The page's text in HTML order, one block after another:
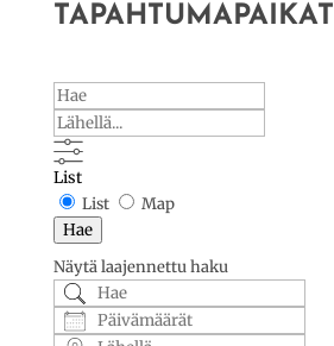
TAPAHTUMAPAIKAT
Hae
Lähellä...
List
Search
Results
View
Type
List
Map
Hae
Näytä laajennettu haku
Hae
Päivämäärät